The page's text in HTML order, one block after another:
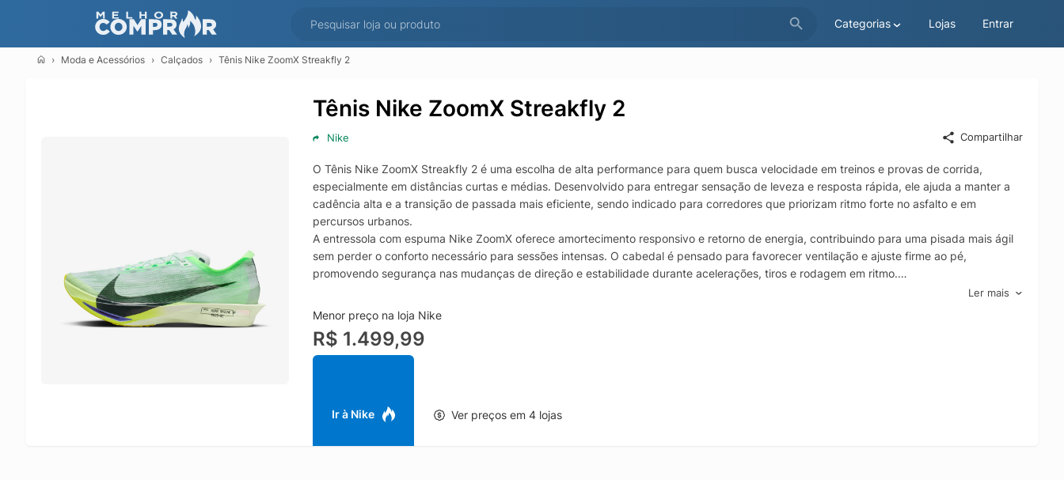
Categorias Lojas Entrar
Moda e Acessórios Calçados Tênis Nike ZoomX Streakfly 2
Tênis Nike ZoomX Streakfly 2
Nike Compartilhar
O Tênis Nike ZoomX Streakfly 2 é uma escolha de alta performance para quem busca velocidade em treinos e provas de corrida,
especialmente em distâncias curtas e médias. Desenvolvido para entregar sensação de leveza e resposta rápida, ele ajuda a manter a
cadência alta e a transição de passada mais eficiente, sendo indicado para corredores que priorizam ritmo forte no asfalto e em
percursos urbanos.
A entressola com espuma Nike ZoomX oferece amortecimento responsivo e retorno de energia, contribuindo para uma pisada mais ágil
sem perder o conforto necessário para sessões intensas. O cabedal é pensado para favorecer ventilação e ajuste firme ao pé,
promovendo segurança nas mudanças de direção e estabilidade durante acelerações, tiros e rodagem em ritmo.
Com solado voltado para tração e controle, o Nike ZoomX Streakfly 2 entrega aderência para encarar diferentes condições de rua, do
treino diário ao dia da prova. Se você procura um tênis Nike para correr mais rápido, com sensação de eficiência a cada passada e
construção voltada para performance, este modelo é uma opção forte para evoluir seu pace e explorar seu melhor desempenho.
Ler mais
Menor preço na loja Nike
R$ 1.499,99
Ir à Nike Ver preços em 4 lojas